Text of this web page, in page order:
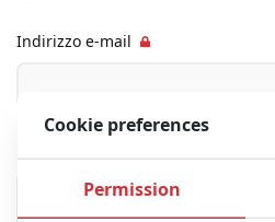
Indirizzo e-mail
Cookie preferences
Permission